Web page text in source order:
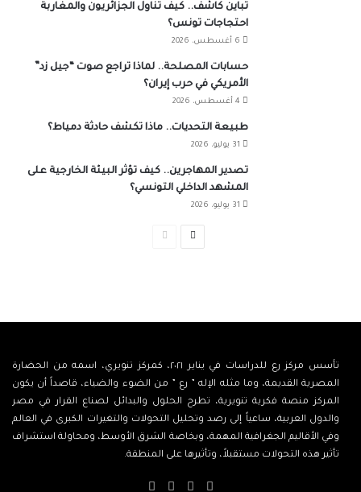
تباين كاشف.. كيف تناول الجزائريون والمغاربة
احتجاجات تونس؟
6 أغسطس، 2026
حسابات المصلحة.. لماذا تراجع صوت “جيل زد”
الأمريكي في حرب إيران؟
4 أغسطس، 2026
طبيعة التحديات.. ماذا تكشف حادثة دمياط؟
31 يوليو، 2026
تصدير المهاجرين.. كيف تؤثر البيئة الخارجية على
المشهد الداخلي التونسي؟
31 يوليو، 2026
الصفحة
تأسس مركز رع للدراسات في يناير ٢٠٢١، كمركز تنويري، اسمه من الحضارة
المصرية القديمة، وما مثله الإله ” رع ” من الضوء والضياء، قاصداً أن يكون
المركز منصة فكرية تنويرية، تطرح الحلول والبدائل لصناع القرار في مصر
والدول العربية، ساعياً إلى رصد وتحليل التحولات والتغيرات الكبرى في العالم
وفي الأقاليم الجغرافية المهمة، وبخاصة الشرق الأوسط، ومحاولة استشراف
تأثير هذه التحولات مستقبلاً، وتأثيرها على المنطقة.
فيسبوك
‫X
‫YouTube